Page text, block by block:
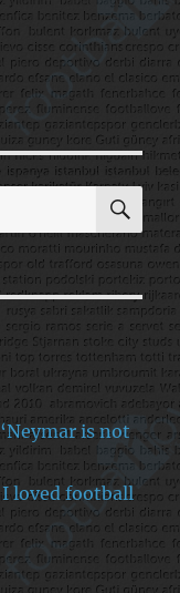
is not
I loved football